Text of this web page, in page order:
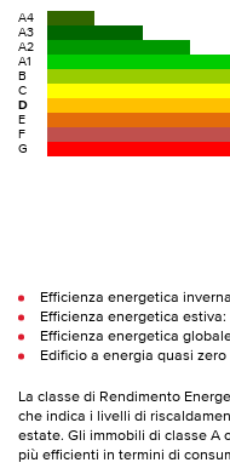
A4
A3
A2
A1
B
C
D
E
F
G
Efficienza energetica
Efficienza energetica estiva:
Efficienza energetica
Edificio a energia quasi zero
La classe di Rendimento
che indica i livelli di
estate. Gli immobili di classe A
più efficienti in termini di